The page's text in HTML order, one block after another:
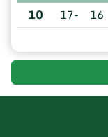
16
-17
10